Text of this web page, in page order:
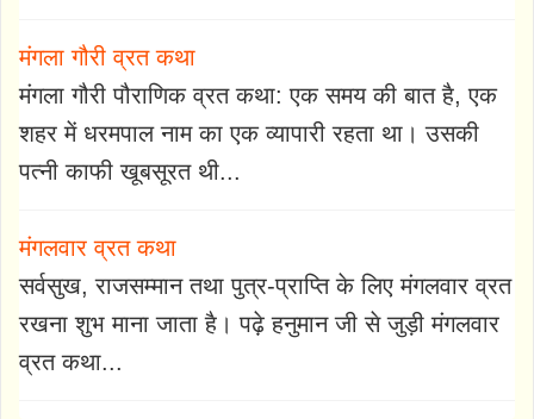
मंगला गौरी व्रत कथा
मंगला गौरी पौराणिक व्रत कथा: एक समय की बात है, एक
शहर में धरमपाल नाम का एक व्यापारी रहता था। उसकी
पत्नी काफी खूबसूरत थी...
मंगलवार व्रत कथा
सर्वसुख, राजसम्मान तथा पुत्र-प्राप्ति के लिए मंगलवार व्रत
रखना शुभ माना जाता है। पढ़े हनुमान जी से जुड़ी मंगलवार
व्रत कथा...